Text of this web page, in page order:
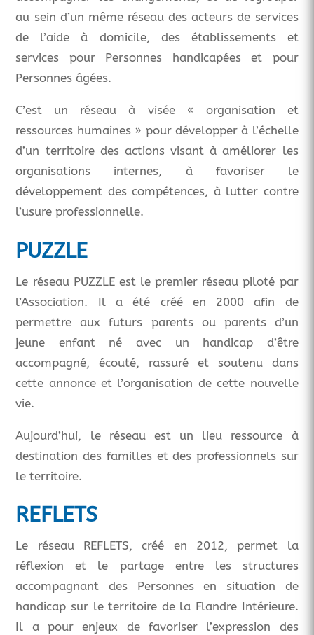
au sein d’un même réseau des acteurs de services
de l’aide à domicile, des établissements et
services pour Personnes handicapées et pour
Personnes âgées.
C’est un réseau à visée « organisation et
ressources humaines » pour développer à l’échelle
d’un territoire des actions visant à améliorer les
organisations internes, à favoriser le
développement des compétences, à lutter contre
l’usure professionnelle.
PUZZLE
Le réseau PUZZLE est le premier réseau piloté par
l’Association. Il a été créé en 2000 afin de
permettre aux futurs parents ou parents d’un
jeune enfant né avec un handicap d’être
accompagné, écouté, rassuré et soutenu dans
cette annonce et l’organisation de cette nouvelle
vie.
Aujourd’hui, le réseau est un lieu ressource à
destination des familles et des professionnels sur
le territoire.
REFLETS
Le réseau REFLETS, créé en 2012, permet la
réflexion et le partage entre les structures
accompagnant des Personnes en situation de
handicap sur le territoire de la Flandre Intérieure.
Il a pour enjeux de favoriser l’expression des